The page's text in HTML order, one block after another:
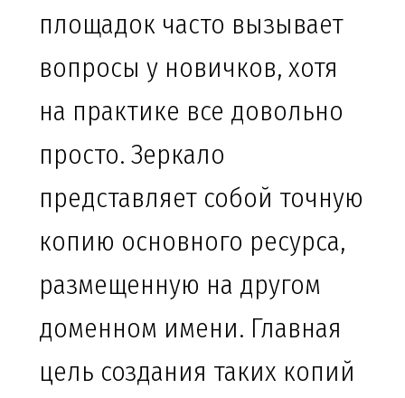
площадок часто вызывает
вопросы у новичков, хотя
на практике все довольно
просто. Зеркало
представляет собой точную
копию основного ресурса,
размещенную на другом
доменном имени. Главная
цель создания таких копий